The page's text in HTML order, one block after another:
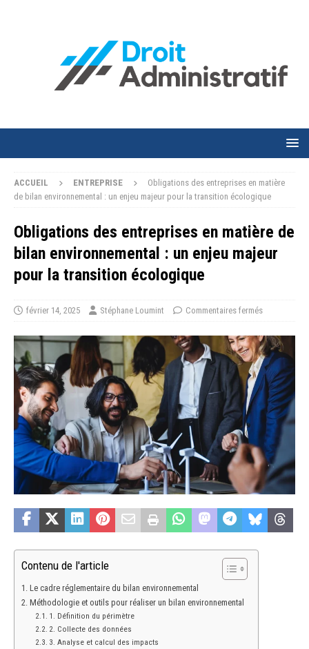
ACCUEIL ENTREPRISE
Obligations des entreprises en matière
de bilan environnemental : un enjeu majeur pour la transition écologique
Obligations des entreprises en matière de
bilan environnemental : un enjeu majeur
pour la transition écologique
février 14, 2025 Stéphane Loumint Commentaires fermés
Contenu de l'article
Le cadre réglementaire du bilan environnemental
Méthodologie et outils pour réaliser un bilan environnemental
1. Définition du périmètre
2. Collecte des données
3. Analyse et calcul des impacts